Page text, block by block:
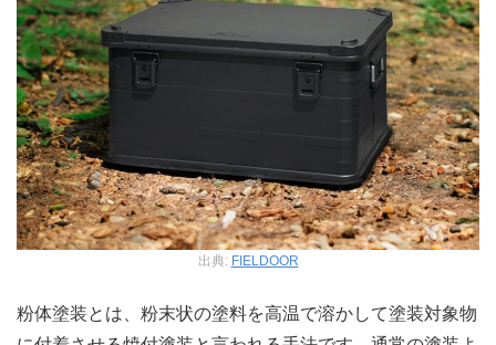
出典: FIELDOOR
粉体塗装とは、粉末状の塗料を高温で溶かして塗装対象物